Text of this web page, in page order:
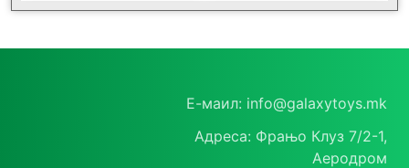
Е-маил: info@galaxytoys.mk
Адреса: Фрањо Клуз 7/2-1,
Аеродром